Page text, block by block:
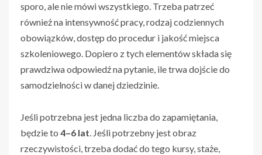
sporo, ale nie mówi wszystkiego. Trzeba patrzeć
również na intensywność pracy, rodzaj codziennych
obowiązków, dostęp do procedur i jakość miejsca
szkoleniowego. Dopiero z tych elementów składa się
prawdziwa odpowiedź na pytanie, ile trwa dojście do
samodzielności w danej dziedzinie.
Jeśli potrzebna jest jedna liczba do zapamiętania,
będzie to 4–6 lat. Jeśli potrzebny jest obraz
rzeczywistości, trzeba dodać do tego kursy, staże,